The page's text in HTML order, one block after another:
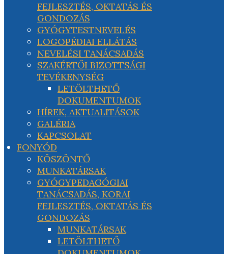
FEJLESZTÉS, OKTATÁS ÉS
GONDOZÁS
GYÓGYTESTNEVELÉS
LOGOPÉDIAI ELLÁTÁS
NEVELÉSI TANÁCSADÁS
SZAKÉRTŐI BIZOTTSÁGI
TEVÉKENYSÉG
LETÖLTHETŐ
DOKUMENTUMOK
HÍREK, AKTUALITÁSOK
GALÉRIA
KAPCSOLAT
FONYÓD
KÖSZÖNTŐ
MUNKATÁRSAK
GYÓGYPEDAGÓGIAI
TANÁCSADÁS, KORAI
FEJLESZTÉS, OKTATÁS ÉS
GONDOZÁS
MUNKATÁRSAK
LETÖLTHETŐ